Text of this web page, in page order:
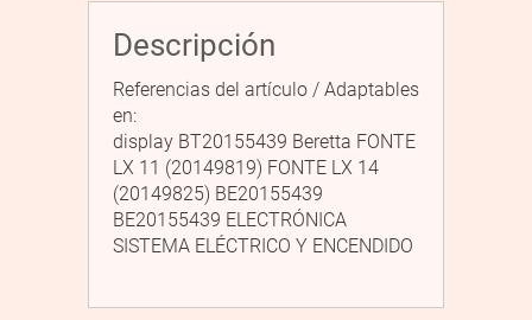
Descripción
Referencias del artículo / Adaptables
en:
display BT20155439 Beretta FONTE
LX 11 (20149819) FONTE LX 14
(20149825) BE20155439
BE20155439 ELECTRÓNICA
SISTEMA ELÉCTRICO Y ENCENDIDO